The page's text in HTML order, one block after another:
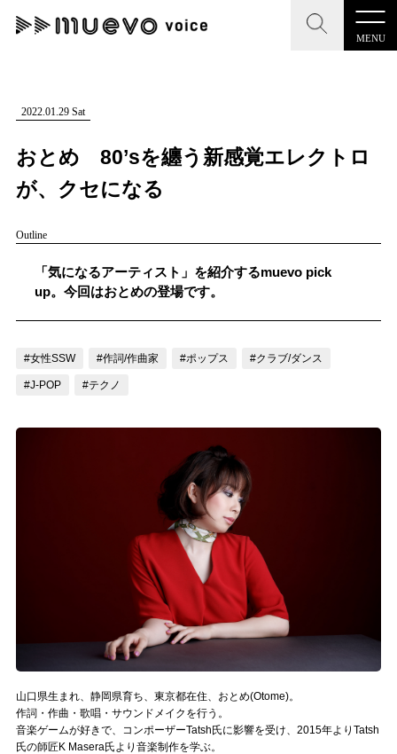
MENU
CLOSE
記事を検索する
人気ワード
#男性SSW #ポップス #女性SSW
CLOSE
"読者の声を形にする”音楽特化メディア
MENU
記事一覧
お問い合わせ
muevoクラウドファンディング
muevoコミュニティ
ぶいクラ！by muevo
ぶいコミュ！by muevo
ぶいマガ！ by muevo
2022.01.29 Sat
おとめ 80’sを纏う新感覚エレクトロ
が、クセになる
Outline
「気になるアーティスト」を紹介するmuevo pick
up。今回はおとめの登場です。
#女性SSW #作詞/作曲家 #ポップス #クラブ/ダンス
#J-POP #テクノ
山口県生まれ、静岡県育ち、東京都在住、おとめ(Otome)。
作詞・作曲・歌唱・サウンドメイクを行う。
音楽ゲームが好きで、コンポーザーTatsh氏に影響を受け、2015年よりTatsh
氏の師匠K Masera氏より音楽制作を学ぶ。